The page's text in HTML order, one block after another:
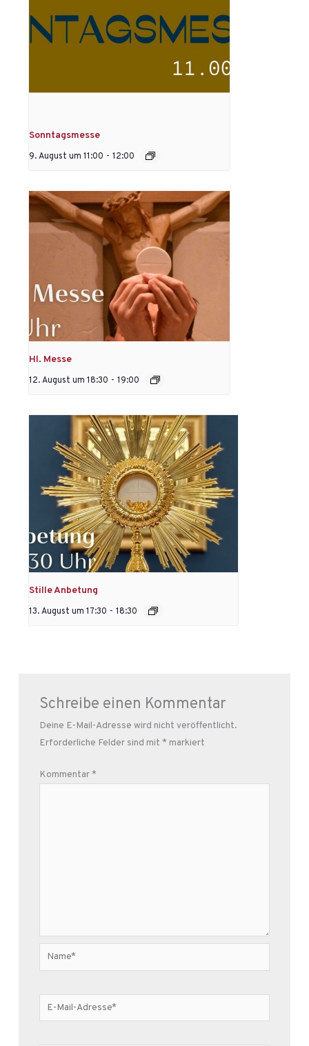
Sonntagsmesse
9. August um 11:00 - 12:00
Hl. Messe
12. August um 18:30 - 19:00
Stille Anbetung
13. August um 17:30 - 18:30
Schreibe einen Kommentar
Deine E-Mail-Adresse wird nicht veröffentlicht.
Erforderliche Felder sind mit * markiert
Kommentar*
Name*
E-
Mail-